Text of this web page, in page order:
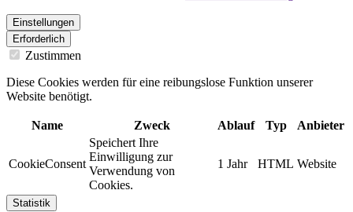
Einstellungen
Erforderlich
Zustimmen
Diese Cookies werden für eine reibungslose Funktion unserer
Website benötigt.
Name Zweck Ablauf Typ Anbieter
CookieConsent
Speichert Ihre
Einwilligung zur
Verwendung von
Cookies.
1 Jahr HTML Website
Statistik